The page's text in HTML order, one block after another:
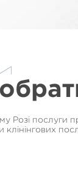
Розі послуги
клінінгових